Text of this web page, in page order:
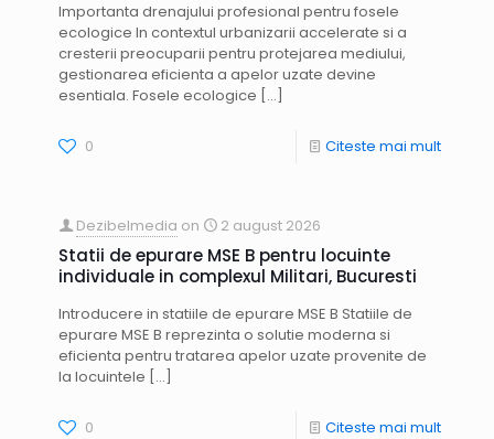
Importanta drenajului profesional pentru fosele
ecologice In contextul urbanizarii accelerate si a
cresterii preocuparii pentru protejarea mediului,
gestionarea eficienta a apelor uzate devine
esentiala. Fosele ecologice […]
0 Citeste mai mult
Dezibelmedia on 2 august 2026
Statii de epurare MSE B pentru locuinte
individuale in complexul Militari, Bucuresti
Introducere in statiile de epurare MSE B Statiile de
epurare MSE B reprezinta o solutie moderna si
eficienta pentru tratarea apelor uzate provenite de
la locuintele […]
0 Citeste mai mult